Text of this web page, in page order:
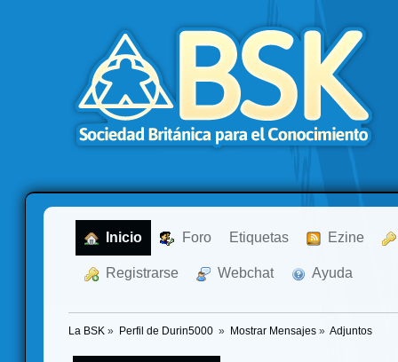
Inicio Foro Etiquetas Ezine
Registrarse Webchat Ayuda
La BSK » Perfil de Durin5000 » Mostrar Mensajes» Adjuntos